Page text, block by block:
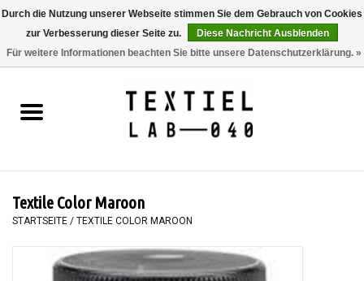
0 Artikel - €0,00
BÜCHER
MALEN
Textile Color Maroon
STARTSEITE / TEXTILE COLOR MAROON
Durch die Nutzung unserer Webseite stimmen Sie dem Gebrauch von Cookies
zur Verbesserung dieser Seite zu.
Diese Nachricht Ausblenden
Für weitere Informationen beachten Sie bitte unsere Datenschutzerklärung. »